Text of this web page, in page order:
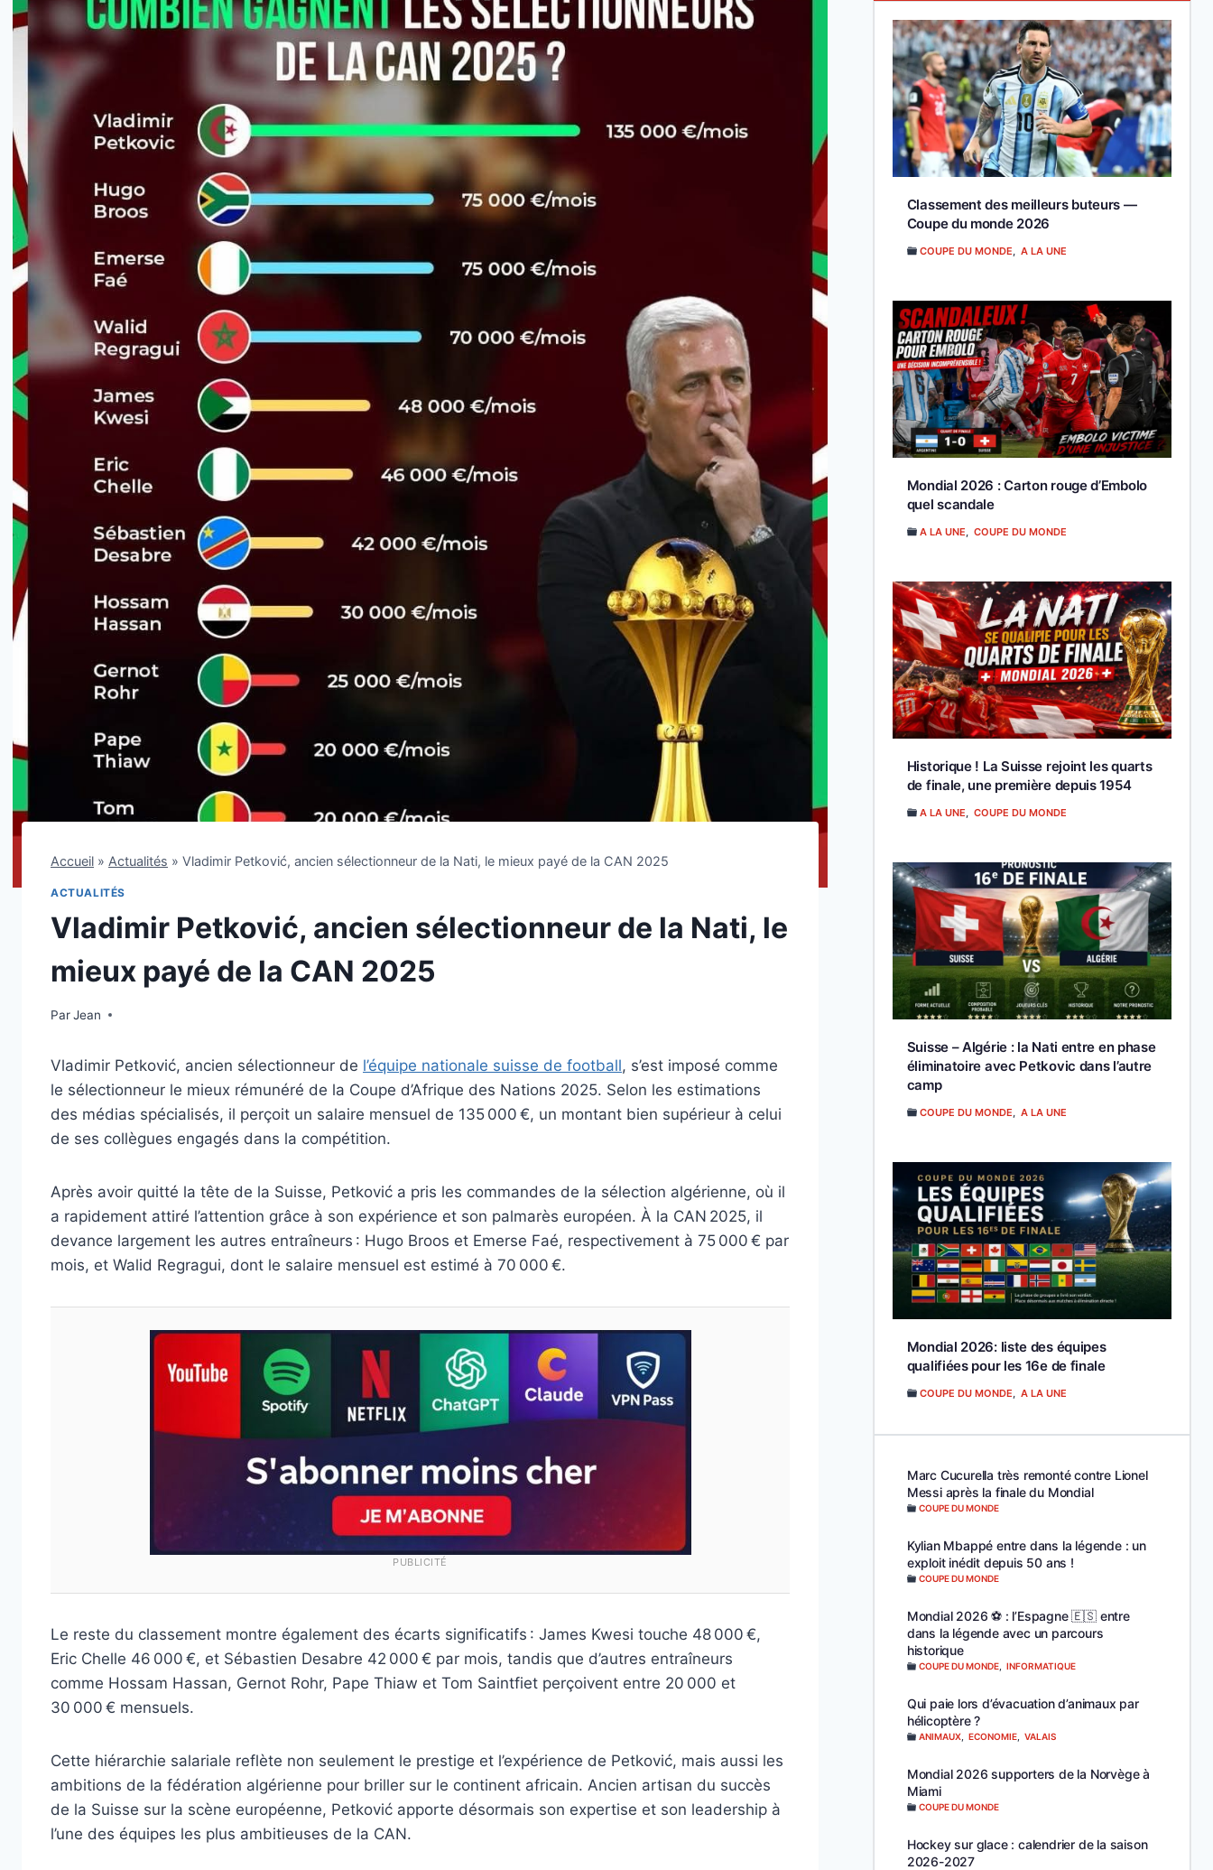
Accueil » Actualités » Vladimir Petković, ancien sélectionneur de la Nati, le mieux payé de la CAN 2025
ACTUALITÉS
Vladimir Petković, ancien sélectionneur de la Nati, le
mieux payé de la CAN 2025
ParJean
3 janvier 2026
Vladimir Petković, ancien sélectionneur de l’équipe nationale suisse de football, s’est imposé comme
le sélectionneur le mieux rémunéré de la Coupe d’Afrique des Nations 2025. Selon les estimations
des médias spécialisés, il perçoit un salaire mensuel de 135 000 €, un montant bien supérieur à celui
de ses collègues engagés dans la compétition.
Après avoir quitté la tête de la Suisse, Petković a pris les commandes de la sélection algérienne, où il
a rapidement attiré l’attention grâce à son expérience et son palmarès européen. À la CAN 2025, il
devance largement les autres entraîneurs : Hugo Broos et Emerse Faé, respectivement à 75 000 € par
mois, et Walid Regragui, dont le salaire mensuel est estimé à 70 000 €.
PUBLICITÉ
Le reste du classement montre également des écarts significatifs : James Kwesi touche 48 000 €,
Eric Chelle 46 000 €, et Sébastien Desabre 42 000 € par mois, tandis que d’autres entraîneurs
comme Hossam Hassan, Gernot Rohr, Pape Thiaw et Tom Saintfiet perçoivent entre 20 000 et
30 000 € mensuels.
Cette hiérarchie salariale reflète non seulement le prestige et l’expérience de Petković, mais aussi les
ambitions de la fédération algérienne pour briller sur le continent africain. Ancien artisan du succès
de la Suisse sur la scène européenne, Petković apporte désormais son expertise et son leadership à
l’une des équipes les plus ambitieuses de la CAN.
Classement des meilleurs buteurs —
Coupe du monde 2026
COUPE DU MONDE A LA UNE
Mondial 2026 : Carton rouge d’Embolo
quel scandale
A LA UNE COUPE DU MONDE
Historique ! La Suisse rejoint les quarts
de finale, une première depuis 1954
A LA UNE COUPE DU MONDE
Suisse – Algérie : la Nati entre en phase
éliminatoire avec Petkovic dans l’autre
camp
COUPE DU MONDE A LA UNE
Mondial 2026: liste des équipes
qualifiées pour les 16e de finale
COUPE DU MONDE A LA UNE
Marc Cucurella très remonté contre Lionel
Messi après la finale du Mondial
COUPE DU MONDE
Kylian Mbappé entre dans la légende : un
exploit inédit depuis 50 ans !
COUPE DU MONDE
Mondial 2026 ⚽️ : l’Espagne 🇪🇸 entre
dans la légende avec un parcours
historique
COUPE DU MONDE, INFORMATIQUE
Qui paie lors d’évacuation d’animaux par
hélicoptère ?
ANIMAUX, ECONOMIE, VALAIS
Mondial 2026 supporters de la Norvège à
Miami
COUPE DU MONDE
Hockey sur glace : calendrier de la saison
2026-2027